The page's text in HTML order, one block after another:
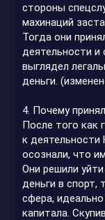
стороны
махинаций
Тогда они
деятельности
выглядел
деньги.
4. Почему
После того как
к
осознали, что
Они решили
деньги в спорт,
сфера,
капитала.